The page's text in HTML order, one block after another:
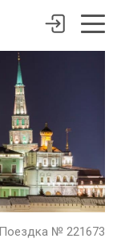
Поездка № 221673